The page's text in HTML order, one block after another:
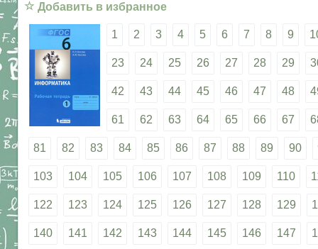
☆ Добавить в избранное
1 2 3 4 5 6 7 8 9
23 24 25 26 27 28 29
42 43 44 45 46 47 48
61 62 63 64 65 66 67
81 82 83 84 85 86 87 88 89 90
103 104 105 106 107 108 109 110
122 123 124 125 126 127 128 129
140 141 142 143 144 145 146 147